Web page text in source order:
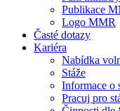
Publikace
Logo MMR
Časté dotazy
Kariéra
Nabídka
Stáže
Informace o
Pracuj pro